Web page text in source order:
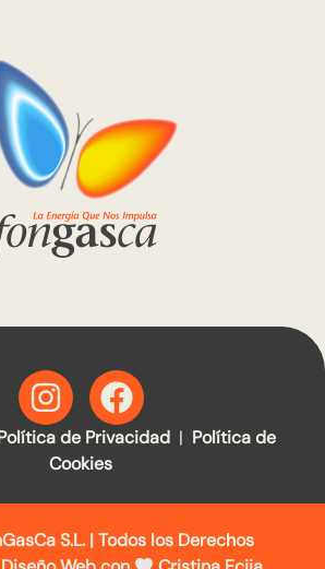
de Privacidad | Política de
Cookies
S.L. | Todos los Derechos